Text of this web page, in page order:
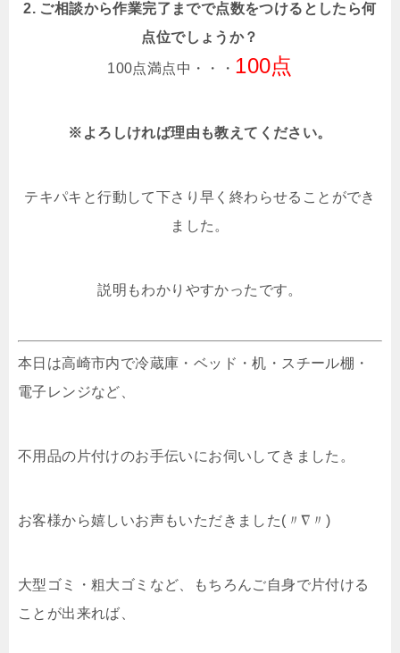
2. ご相談から作業完了までで点数をつけるとしたら何
点位でしょうか？
100点満点中・・・ 100点
※よろしければ理由も教えてください。
テキパキと行動して下さり早く終わらせることができ
ました。
説明もわかりやすかったです。
本日は高崎市内で冷蔵庫・ベッド・机・スチール棚・
電子レンジなど、
不用品の片付けのお手伝いにお伺いしてきました。
お客様から嬉しいお声もいただきました(〃∇ 〃)
大型ゴミ・粗大ゴミなど、もちろんご自身で片付ける
ことが出来れば、